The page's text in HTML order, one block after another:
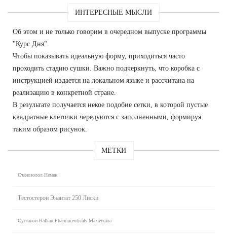
ИНТЕРЕСНЫЕ МЫСЛИ
Об этом и не только говорим в очередном выпуске программы
"Курс Дня".
Чтобы показывать идеальную форму, приходиться часто
проходить стадию сушки. Важно подчеркнуть, что коробка с
инструкцией издается на локальном языке и рассчитана на
реализацию в конкретной стране.
В результате получается некое подобие сетки, в которой пустые
квадратные клеточки чередуются с заполненными, формируя
таким образом рисунок.
МЕТКИ
Станозолол Неман
Тестостерон Энантат 250 Лиски
Сустанон Balkan Pharmaceuticals Махачкала